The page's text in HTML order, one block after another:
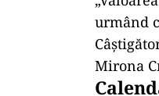
urmând
Mirona